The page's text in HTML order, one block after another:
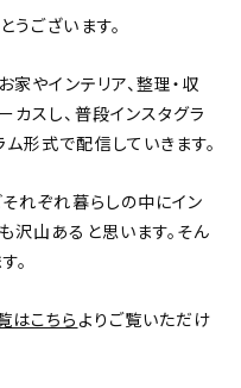
ございます。
家やインテリア、整理・収
カスし、普段インスタグラ
形式で配信していきます。
れぞれ暮らしの中にイン
沢山あると思います。そん
。
はこちら よりご覧いただけ